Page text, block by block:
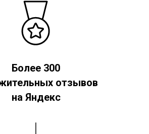
Более 300
отзывов
на Яндекс